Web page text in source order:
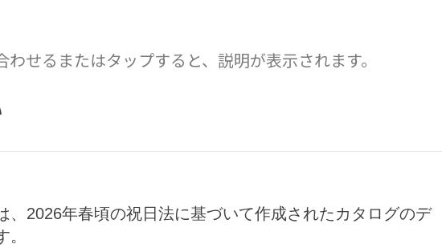
せるまたはタップすると、説明が表示されます。
2026年春頃の祝日法に基づいて作成されたカタログのデ